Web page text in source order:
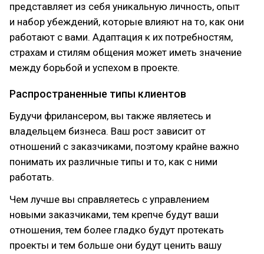
представляет из себя уникальную личность, опыт
и набор убеждений, которые влияют на то, как они
работают с вами. Адаптация к их потребностям,
страхам и стилям общения может иметь значение
между борьбой и успехом в проекте.
Распространенные типы клиентов
Будучи фрилансером, вы также являетесь и
владельцем бизнеса. Ваш рост зависит от
отношений с заказчиками, поэтому крайне важно
понимать их различные типы и то, как с ними
работать.
Чем лучше вы справляетесь с управлением
новыми заказчиками, тем крепче будут ваши
отношения, тем более гладко будут протекать
проекты и тем больше они будут ценить вашу